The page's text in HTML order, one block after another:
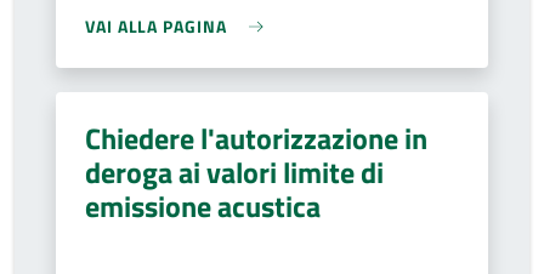
VAI ALLA PAGINA
Chiedere l'autorizzazione in
deroga ai valori limite di
emissione acustica